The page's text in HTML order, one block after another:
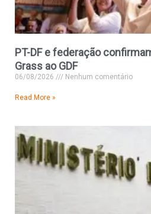
PT-DF e federação
Grass ao GDF
06/08/2026 Nenhum comentário
Read More »